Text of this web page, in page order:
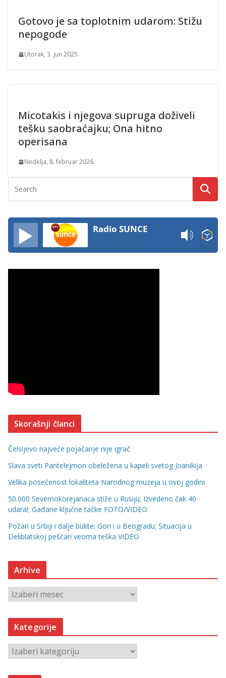
Gotovo je sa toplotnim udarom: Stižu
nepogode
Utorak, 3. jun 2025.
Micotakis i njegova supruga doživeli
tešku saobraćajku; Ona hitno
operisana
Nedelja, 8. februar 2026.
Radio SUNCE
Skorašnji članci
Čelsijevo najveće pojačanje nije igrač
Slava sveti Pantelejmon obeležena u kapeli svetog Joanikija
Velika posećenost lokaliteta Narodnog muzeja u ovoj godini
50.000 Severnokorejanaca stiže u Rusiju; Izvedeno čak 40
udara!; Gađane ključne tačke FOTO/VIDEO
Požari u Srbiji i dalje bukte; Gori i u Beogradu; Situacija u
Deliblatskoj peščari veoma teška VIDEO
Arhive
h
v
Kategorije
t